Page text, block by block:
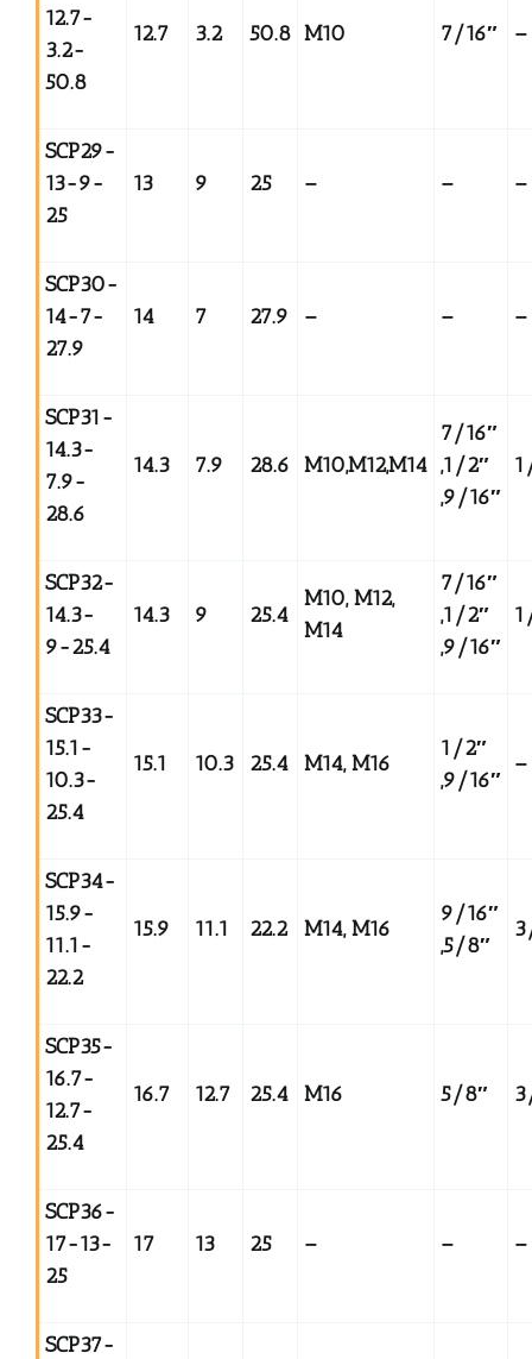
12.7-
3.2-
50.8
12.7 3.2 50.8 M10 7/16″ –
SCP29-
13-9-
25
13 9 25 – – –
SCP30-
14-7-
27.9
14 7 27.9 – – –
SCP31-
14.3-
7.9-
28.6
14.3 7.9 28.6 M10,M12,M14
7/16″
,1/2″
,9/16″
SCP32-
14.3-
9-25.4
14.3 9 25.4
M10, M12,
M14
7/16″
,1/2″
,9/16″
SCP33-
15.1-
10.3-
25.4
15.1 10.3 25.4 M14, M16
1/2″
,9/16″
–
SCP34-
15.9-
11.1-
22.2
15.9 11.1 22.2 M14, M16
9/16″
,5/8″
SCP35-
16.7-
12.7-
25.4
16.7 12.7 25.4 M16 5/8″
SCP36-
17-13-
25
17 13 25 – – –
SCP37-